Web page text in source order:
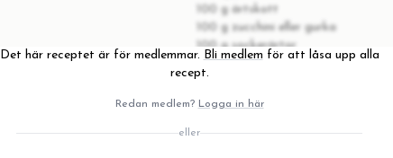
100 g ärtskott
100 g zucchini eller gurka
100 g sockerärtor
4 st noriark
Det här receptet är för medlemmar. Bli medlem för att låsa upp alla
recept.
Redan medlem? Logga in här
eller